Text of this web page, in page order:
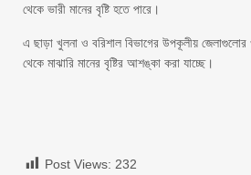
থেকে ভারী মানের বৃষ্টি হতে পারে।
এ ছাড়া খুলনা ও বরিশাল বিভাগের উপকূলীয়
থেকে মাঝারি মানের বৃষ্টির আশঙ্কা করা যাচ্ছে।
Post Views: 232